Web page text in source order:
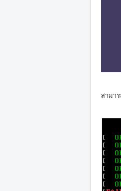
สามา